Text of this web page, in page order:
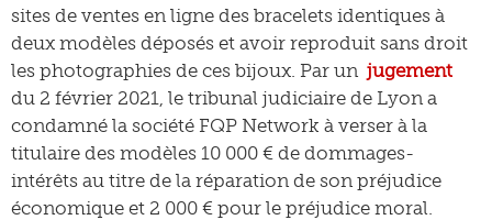
sites de ventes en ligne des bracelets identiques à
deux modèles déposés et avoir reproduit sans droit
les photographies de ces bijoux. Par un jugement
du 2 février 2021, le tribunal judiciaire de Lyon a
condamné la société FQP Network à verser à la
titulaire des modèles 10 000 € de dommages-
intérêts au titre de la réparation de son préjudice
économique et 2 000 € pour le préjudice moral.